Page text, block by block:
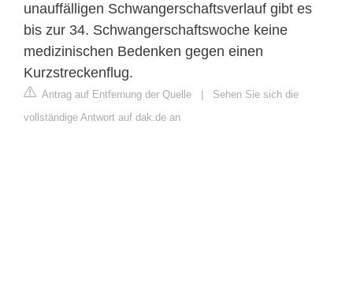
unauffälligen Schwangerschaftsverlauf gibt es
bis zur 34. Schwangerschaftswoche keine
medizinischen Bedenken gegen einen
Kurzstreckenflug.
Antrag auf Entfernung der Quelle
Sehen Sie sich die
vollständige Antwort auf dak.de an